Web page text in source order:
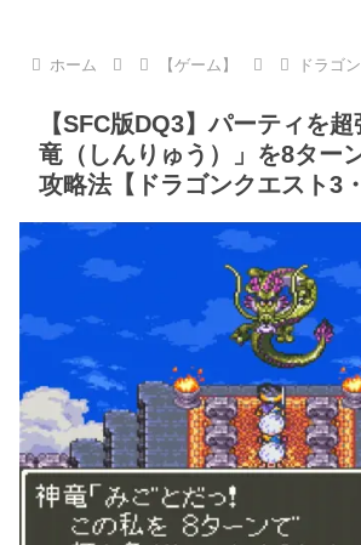
ホーム 【ゲーム】 ドラゴ
【SFC版DQ3】パーティを
竜（しんりゅう）」を8ター
攻略法【ドラゴンクエスト3